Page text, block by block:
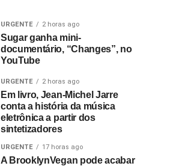
URGENTE 2 horas ago
Sugar ganha mini-
documentário, “Changes”, no
YouTube
URGENTE 2 horas ago
Em livro, Jean-Michel Jarre
conta a história da música
eletrônica a partir dos
sintetizadores
URGENTE 17 horas ago
A BrooklynVegan pode acabar